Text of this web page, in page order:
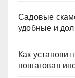
Садовые
удобные и
Как
пошаговая